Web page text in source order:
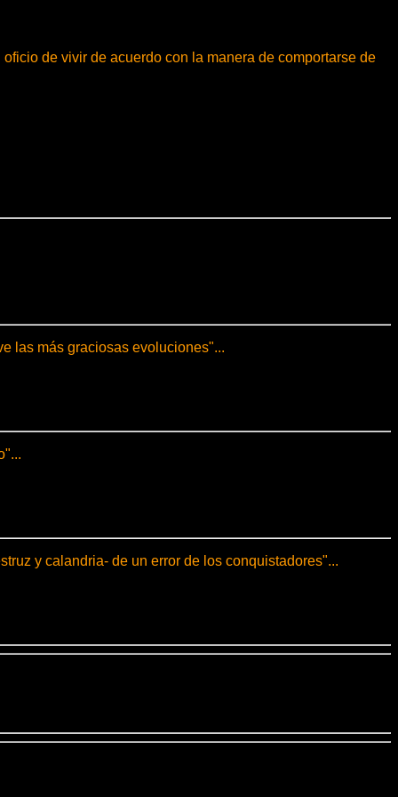
de vivir de acuerdo con la manera de comportarse de
las más graciosas evoluciones"...
y calandria- de un error de los conquistadores"...